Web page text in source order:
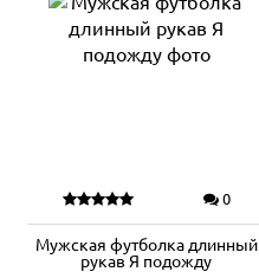
0
Мужская футболка длинный
рукав Я подожду